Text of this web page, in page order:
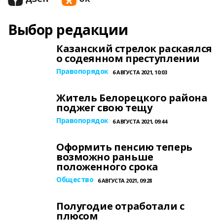
Выбор редакции
Казанский стрелок раскаялся
о содеянном преступлении
Правопорядок 6 АВГУСТА 2021, 10:03
Житель Белорецкого района
поджег свою тещу
Правопорядок 6 АВГУСТА 2021, 09:44
Оформить пенсию теперь
возможно раньше
положенного срока
Общество 6 АВГУСТА 2021, 09:28
Полугодие отработали с
плюсом